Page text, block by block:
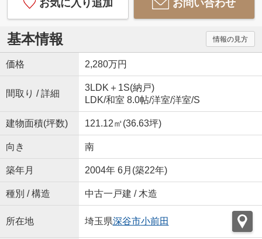
お気に入り追加 お問い合わせ
基本情報 情報の見方
価格 2,280万円
間取り / 詳細
3LDK＋1S(納戸)
LDK/和室 8.0帖/洋室/洋室/S
建物面積(坪数) 121.12㎡(36.63坪)
向き 南
築年月 2004年 6月(築22年)
種別 / 構造 中古一戸建 / 木造
所在地 埼玉県深谷市小前田